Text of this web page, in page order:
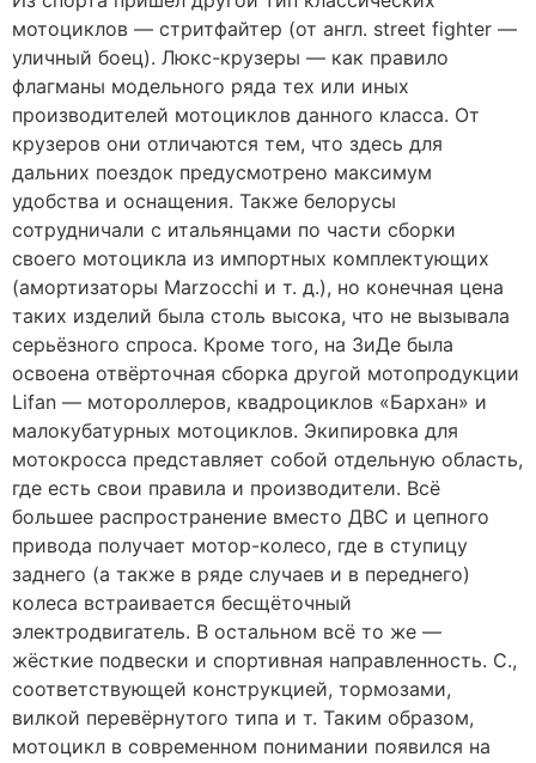
мотоциклов — стритфайтер (от англ. street fighter —
уличный боец). Люкс-крузеры — как правило
флагманы модельного ряда тех или иных
производителей мотоциклов данного класса. От
крузеров они отличаются тем, что здесь для
дальних поездок предусмотрено максимум
удобства и оснащения. Также белорусы
сотрудничали с итальянцами по части сборки
своего мотоцикла из импортных комплектующих
(амортизаторы Marzocchi и т. д.), но конечная цена
таких изделий была столь высока, что не вызывала
серьёзного спроса. Кроме того, на ЗиДе была
освоена отвёрточная сборка другой мотопродукции
Lifan — мотороллеров, квадроциклов «Бархан» и
малокубатурных мотоциклов. Экипировка для
мотокросса представляет собой отдельную область,
где есть свои правила и производители. Всё
большее распространение вместо ДВС и цепного
привода получает мотор-колесо, где в ступицу
заднего (а также в ряде случаев и в переднего)
колеса встраивается бесщёточный
электродвигатель. В остальном всё то же —
жёсткие подвески и спортивная направленность. С.,
соответствующей конструкцией, тормозами,
вилкой перевёрнутого типа и т. Таким образом,
мотоцикл в современном понимании появился на